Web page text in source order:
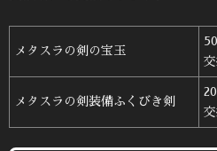
メタスラの剣の宝玉
メタスラの剣装備ふくびき剣